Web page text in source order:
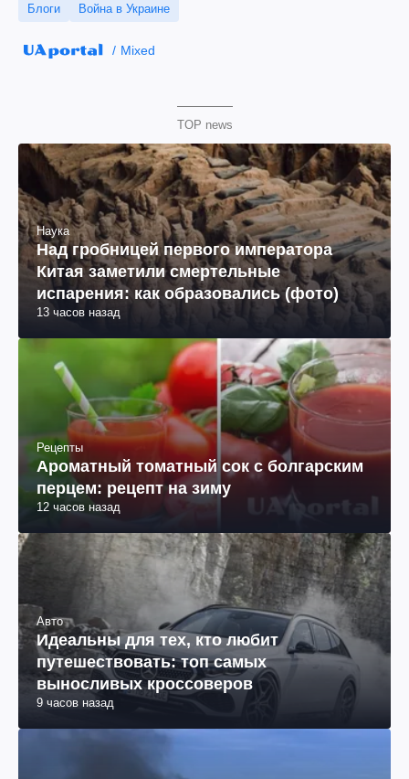
Блоги Война в Украине
Mixed
TOP news
Наука
Над гробницей первого императора
Китая заметили смертельные
испарения: как образовались (фото)
13 часов назад
Рецепты
Ароматный томатный сок с болгарским
перцем: рецепт на зиму
12 часов назад
Авто
Идеальны для тех, кто любит
путешествовать: топ самых
выносливых кроссоверов
9 часов назад